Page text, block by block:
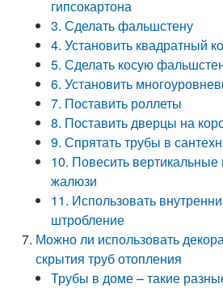
гипсокартона
3. Сделать фальшстену
4. Установить квадратный
5. Сделать косую
6. Установить
7. Поставить роллеты
8. Поставить дверцы на
9. Спрятать трубы в
10. Повесить
жалюзи
11. Использовать
штробление
Можно ли использовать
скрытия труб отопления
Трубы в доме – такие